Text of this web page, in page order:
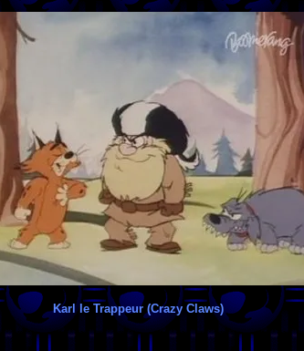
Karl le Trappeur (Crazy Claws)